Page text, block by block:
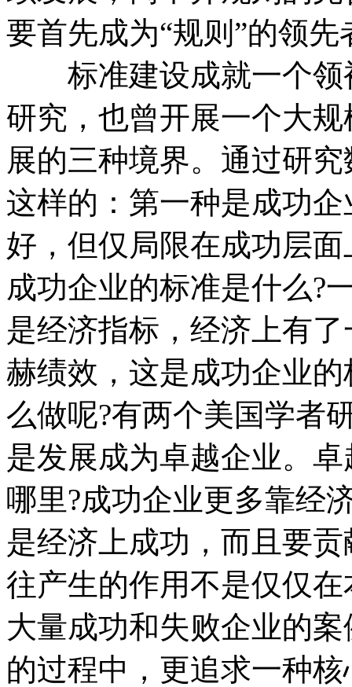
要首先成为“规则”的领先
标准建设成就一个领
研究，也曾开展一个大
展的三种境界。通过研
这样的：第一种是成功
好，但仅局限在成功层
成功企业的标准是什么?
是经济指标，经济上有
赫绩效，这是成功企业
么做呢?有两个美国学者
是发展成为卓越企业。
哪里?成功企业更多靠经
是经济上成功，而且要
往产生的作用不是仅仅
大量成功和失败企业的
的过程中，更追求一种